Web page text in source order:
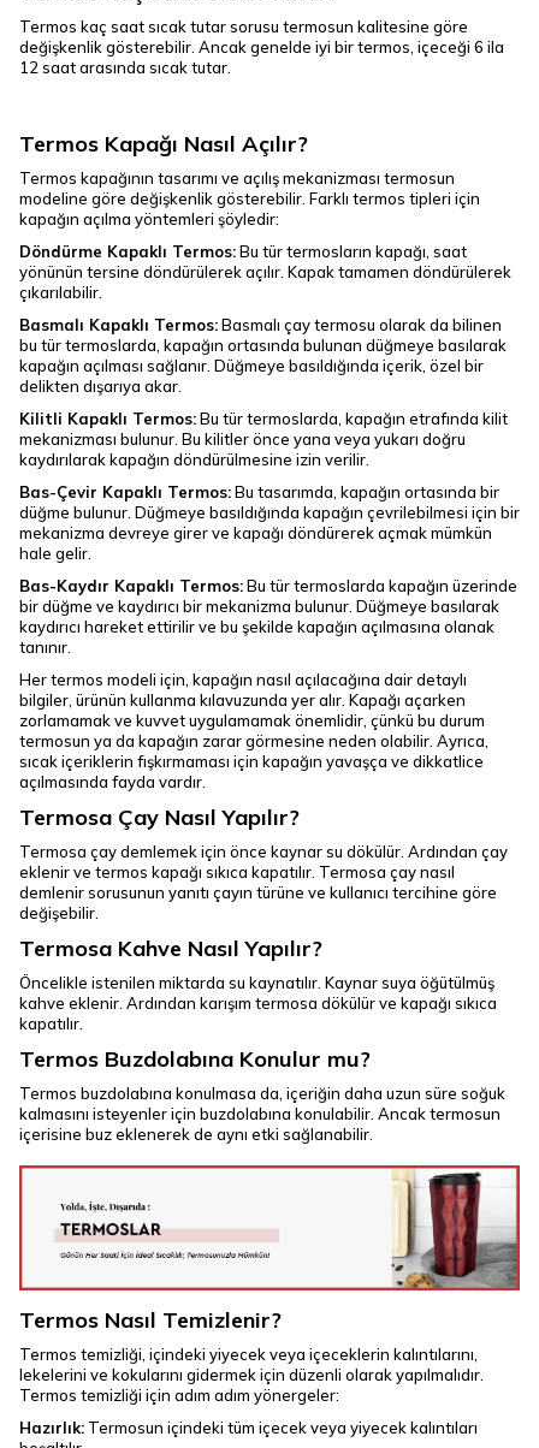
Termos kaç saat sıcak tutar sorusu termosun kalitesine göre
değişkenlik gösterebilir. Ancak genelde iyi bir termos, içeceği 6 ila
12 saat arasında sıcak tutar.
Termos Kapağı Nasıl Açılır?
Termos kapağının tasarımı ve açılış mekanizması termosun
modeline göre değişkenlik gösterebilir. Farklı termos tipleri için
kapağın açılma yöntemleri şöyledir:
Döndürme Kapaklı Termos:Bu tür termosların kapağı, saat
yönünün tersine döndürülerek açılır. Kapak tamamen döndürülerek
çıkarılabilir.
Basmalı Kapaklı Termos:Basmalı çay termosu olarak da bilinen
bu tür termoslarda, kapağın ortasında bulunan düğmeye basılarak
kapağın açılması sağlanır. Düğmeye basıldığında içerik, özel bir
delikten dışarıya akar.
Kilitli Kapaklı Termos:Bu tür termoslarda, kapağın etrafında kilit
mekanizması bulunur. Bu kilitler önce yana veya yukarı doğru
kaydırılarak kapağın döndürülmesine izin verilir.
Bas-Çevir Kapaklı Termos:Bu tasarımda, kapağın ortasında bir
düğme bulunur. Düğmeye basıldığında kapağın çevrilebilmesi için bir
mekanizma devreye girer ve kapağı döndürerek açmak mümkün
hale gelir.
Bas-Kaydır Kapaklı Termos:Bu tür termoslarda kapağın üzerinde
bir düğme ve kaydırıcı bir mekanizma bulunur. Düğmeye basılarak
kaydırıcı hareket ettirilir ve bu şekilde kapağın açılmasına olanak
tanınır.
Her termos modeli için, kapağın nasıl açılacağına dair detaylı
bilgiler, ürünün kullanma kılavuzunda yer alır. Kapağı açarken
zorlamamak ve kuvvet uygulamamak önemlidir, çünkü bu durum
termosun ya da kapağın zarar görmesine neden olabilir. Ayrıca,
sıcak içeriklerin fışkırmaması için kapağın yavaşça ve dikkatlice
açılmasında fayda vardır.
Termosa Çay Nasıl Yapılır?
Termosa çay demlemek için önce kaynar su dökülür. Ardından çay
eklenir ve termos kapağı sıkıca kapatılır. Termosa çay nasıl
demlenir sorusunun yanıtı çayın türüne ve kullanıcı tercihine göre
değişebilir.
Termosa Kahve Nasıl Yapılır?
Öncelikle istenilen miktarda su kaynatılır. Kaynar suya öğütülmüş
kahve eklenir. Ardından karışım termosa dökülür ve kapağı sıkıca
kapatılır.
Termos Buzdolabına Konulur mu?
Termos buzdolabına konulmasa da, içeriğin daha uzun süre soğuk
kalmasını isteyenler için buzdolabına konulabilir. Ancak termosun
içerisine buz eklenerek de aynı etki sağlanabilir.
Termos Nasıl Temizlenir?
Termos temizliği, içindeki yiyecek veya içeceklerin kalıntılarını,
lekelerini ve kokularını gidermek için düzenli olarak yapılmalıdır.
Termos temizliği için adım adım yönergeler:
Hazırlık: Termosun içindeki tüm içecek veya yiyecek kalıntıları